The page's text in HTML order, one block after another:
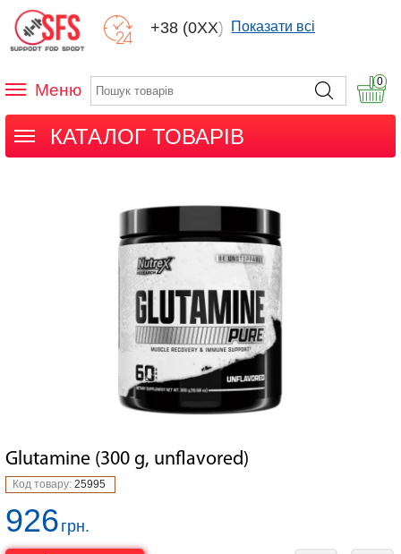
+38 (0XX) XXXПоказати всі
Меню 0
КАТАЛОГ ТОВАРІВ
Glutamine (300 g, unflavored)
Код товару: 25995
926грн.